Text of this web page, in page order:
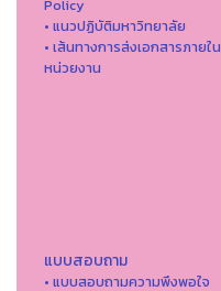
Policy
• แนวปฏิบัติมหาวิทยาลัย
• เส้นทางการส่งเอกสารภายใน
หน่วยงาน
แบบสอบถาม
• แบบสอบถามความพึงพอใจ